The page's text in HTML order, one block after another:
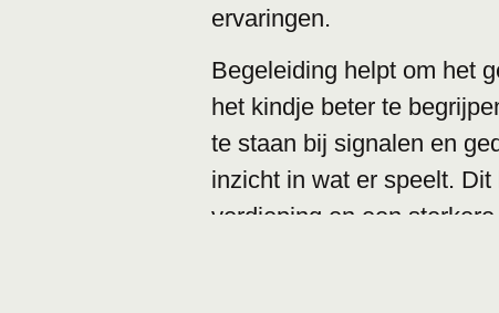
ervaringen.
Begeleiding helpt om het
het kindje beter te
te staan bij signalen en
inzicht in wat er speelt. Dit
verdieping en een